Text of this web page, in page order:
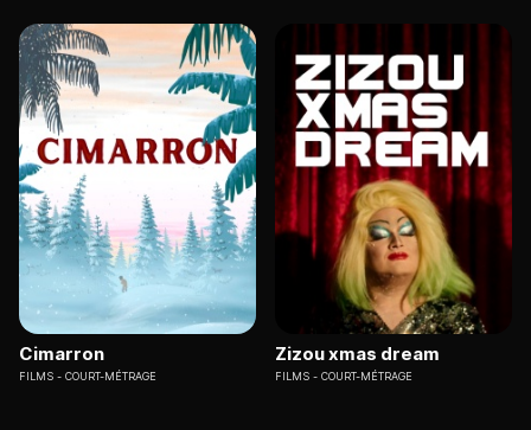
Cimarron
FILMS COURT-MÉTRAGE
Zizou xmas dream
FILMS COURT-MÉTRAGE